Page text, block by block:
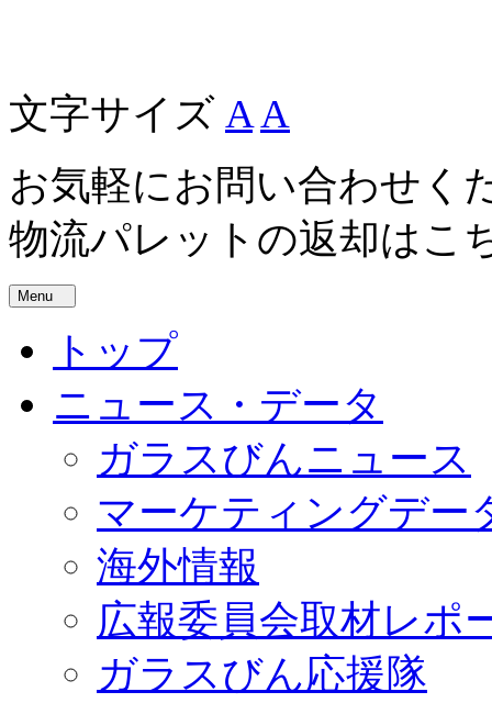
文字サイズ AA
お気軽にお問い合わせく
物流パレットの返却はこ
Menu
トップ
ニュース・データ
ガラスびんニュース
マーケティングデー
海外情報
広報委員会取材レポ
ガラスびん応援隊